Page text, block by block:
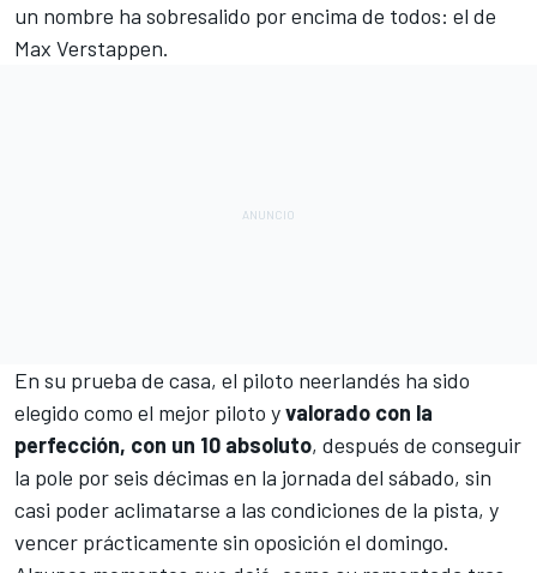
un nombre ha sobresalido por encima de todos: el de
Max Verstappen.
En su prueba de casa, el piloto neerlandés ha sido
elegido como el mejor piloto yvalorado con la
perfección, con un 10 absoluto, después de conseguir
la pole por seis décimas en la jornada del sábado, sin
casi poder aclimatarse a las condiciones de la pista, y
vencer prácticamente sin oposición el domingo.